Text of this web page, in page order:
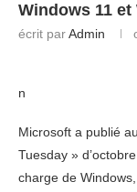
Windows 11
écrit parAdmin
n
Microsoft a publié
Tuesday »
charge de